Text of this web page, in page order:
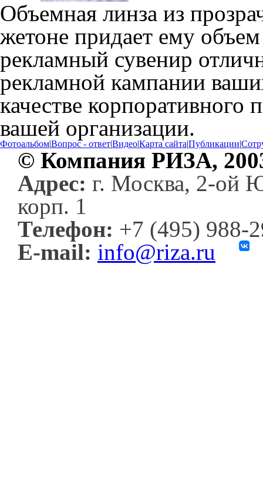
Объемная линза из
жетоне придает ему
рекламный сувенир
рекламной кампании
качестве корпоративного
вашей организации.
Фотоальбом|Вопрос - ответ|Видео|Карта сайта|Публикации|
© Компания РИЗА,
Адрес: г. Москва, 2-ой
корп. 1
Телефон: +7 (495) 988-
E-mail: info@riza.ru